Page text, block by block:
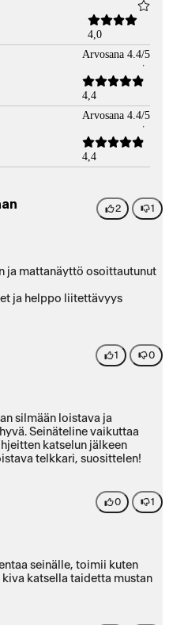
4,0
Arvosana 4.4/5
4,4
Arvosana 4.4/5
4,4
2 1
ja mattanäyttö osoittautunut
ja helppo liitettävyys
1 0
silmään loistava ja
Seinäteline vaikuttaa
katselun jälkeen
telkkari, suosittelen!
0 1
seinälle, toimii kuten
katsella taidetta mustan